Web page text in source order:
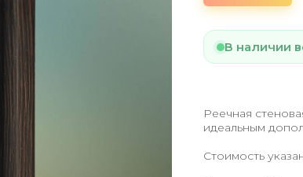
В наличии
Реечная
идеальным
Стоимость